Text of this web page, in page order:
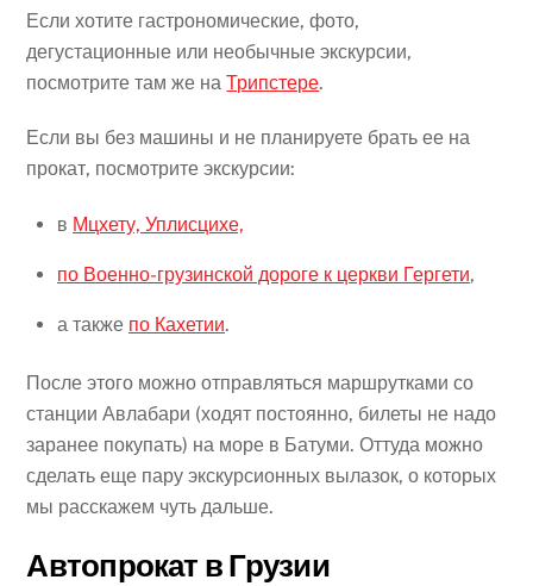
Если хотите гастрономические, фото,
дегустационные или необычные экскурсии,
посмотрите там же наТрипстере.
Если вы без машины и не планируете брать ее на
прокат, посмотрите экскурсии:
в Мцхету, Уплисцихе,
по Военно-грузинской дороге к церкви Гергети,
а также по Кахетии.
После этого можно отправляться маршрутками со
станции Авлабари (ходят постоянно, билеты не надо
заранее покупать) на море в Батуми. Оттуда можно
сделать еще пару экскурсионных вылазок, о которых
мы расскажем чуть дальше.
Автопрокат в Грузии